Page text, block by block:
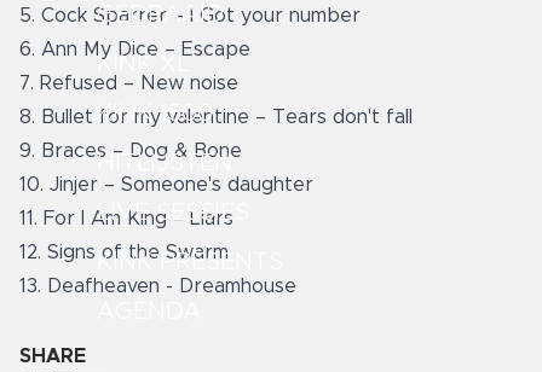
GEDRAAID
KINK XL
KINK 1500
HITLIJSTEN
LIVE SESSIES
KINK PRESENTS
5. Cock Sparrer – I Got your number
6. Ann My Dice – Escape
7. Refused – New noise
8. Bullet for my valentine – Tears don't fall
9. Braces – Dog & Bone
10. Jinjer – Someone's daughter
11. For I Am King – Liars
12. Signs of the Swarm
13. Deafheaven - Dreamhouse
SHARE